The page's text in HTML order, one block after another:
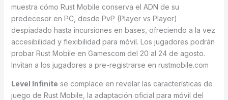
muestra cómo Rust Mobile conserva el ADN de su
predecesor en PC, desde PvP (Player vs Player)
despiadado hasta incursiones en bases, ofreciendo a la vez
accesibilidad y flexibilidad para móvil. Los jugadores podrán
probar Rust Mobile en Gamescom del 20 al 24 de agosto.
Invitan a los jugadores a pre-registrarse en rustmobile.com
Level Infinite se complace en revelar las características de
juego de Rust Mobile, la adaptación oficial para móvil del